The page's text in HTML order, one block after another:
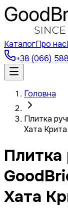
КаталогПро нас
+38 (066)
Головна
Плитка
Хата Крита
Плитка
Хата